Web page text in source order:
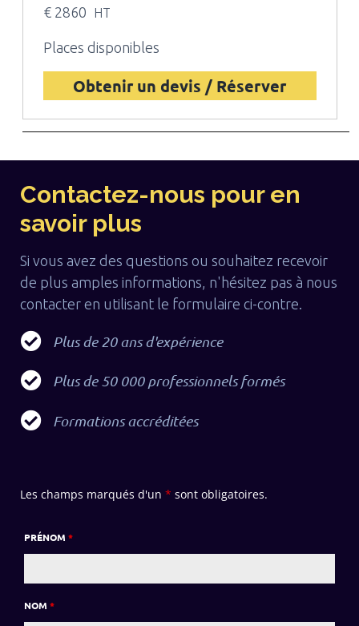
€ 2860 HT
Places disponibles
Obtenir un devis / Réserver
Contactez-nous pour en
savoir plus
Si vous avez des questions ou souhaitez recevoir
de plus amples informations, n'hésitez pas à nous
contacter en utilisant le formulaire ci-contre.
Plus de 20 ans d'expérience
Plus de 50 000 professionnels formés
Formations accréditées
Les champs marqués d'un * sont obligatoires.
PRÉNOM *
NOM *